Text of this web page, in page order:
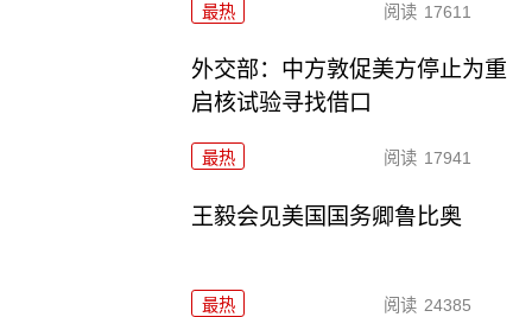
最热 阅读 17611
外交部：中方敦促美方停止为重
启核试验寻找借口
最热 阅读 17941
王毅会见美国国务卿鲁比奥
最热 阅读 24385